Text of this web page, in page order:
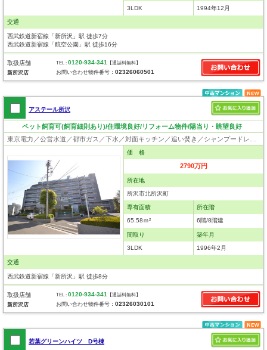
3LDK 1994年12月
交通
西武鉄道新宿線「新所沢」駅 徒歩7分
西武鉄道新宿線「航空公園」駅 徒歩16分
取扱店舗
新所沢店
TEL :0120-934-341 【通話料無料】
お問い合わせ物件番号：02326060501
アステール所沢
ペット飼育可(飼育細則あり)/住環境良好/リフォーム物件/陽当り・眺望良好
価 格
2790万円
所在地
所沢市北所沢町
専有面積
65.58ｍ²
所在階
6階/8階建
間取り
3LDK
築年月
1996年2月
交通
西武鉄道新宿線「新所沢」駅 徒歩8分
取扱店舗
新所沢店
TEL :0120-934-341 【通話料無料】
お問い合わせ物件番号：02326030101
若葉グリーンハイツ D号棟